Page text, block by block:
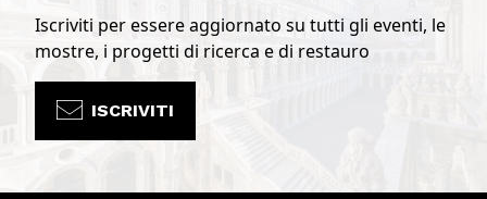
Iscriviti per essere aggiornato su tutti gli eventi, le
mostre, i progetti di ricerca e di restauro
ISCRIVITI